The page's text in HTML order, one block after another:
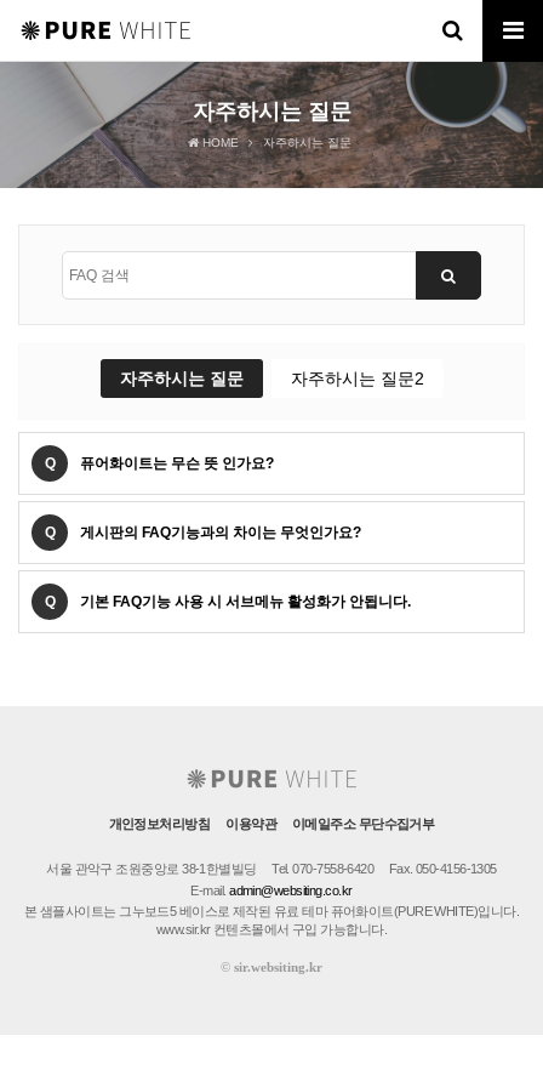
자주하시는 질문
HOME 자주하시는 질문
자주하시는 질문 자주하시는 질문2
Q 퓨어화이트는 무슨 뜻 인가요?
Q 게시판의 FAQ기능과의 차이는 무엇인가요?
Q 기본 FAQ기능 사용 시 서브메뉴 활성화가 안됩니다.
개인정보처리방침 이용약관 이메일주소 무단수집거부
서울 관악구 조원중앙로 38-1한별빌딩 Tel. 070-7558-6420
Fax. 050-4156-1305
E-mail.admin@websiting.co.kr
본 샘플사이트는 그누보드5 베이스로 제작된 유료 테마 퓨어화이트(PURE WHITE)입니다.
www.sir.kr 컨텐츠몰에서 구입 가능합니다.
© sir.websiting.kr